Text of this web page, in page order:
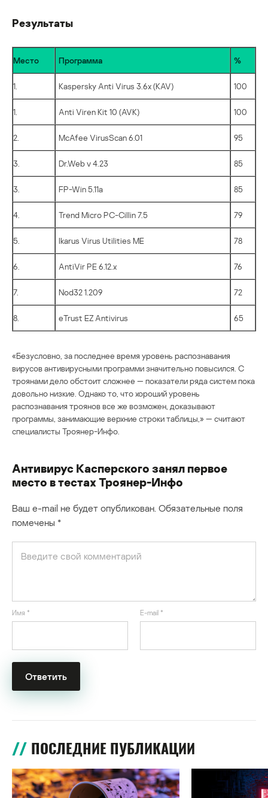
Результаты
Место Программа %
1. Kaspersky Anti Virus 3.6x (KAV) 100
1. Anti Viren Kit 10 (AVK) 100
2. McAfee VirusScan 6.01 95
3. Dr.Web v 4.23 85
3. FP-Win 5.11a 85
4. Trend Micro PC-Cillin 7.5 79
5. Ikarus Virus Utilities ME 78
6. AntiVir PE 6.12.x 76
7. Nod32 1.209 72
8. eTrust EZ Antivirus 65
«Безусловно, за последнее время уровень распознавания
вирусов антивирусными программи значительно повысился. С
троянами дело обстоит сложнее — показатели ряда систем пока
довольно низкие. Однако то, что хороший уровень
распознавания троянов все же возможен, доказывают
программы, занимающие верхние строки таблицы,» — считают
специалисты Троянер-Инфо.
Антивирус Касперского занял первое
место в тестах Троянер-Инфо
Ваш e-mail не будет опубликован. Обязательные поля
помечены *
Имя * E-mail *
ПОСЛЕДНИЕ ПУБЛИКАЦИИ